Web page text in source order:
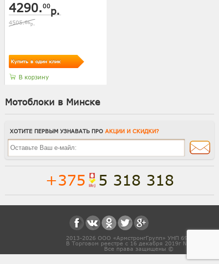
4290.00р.
4505.66р.
Купить в один клик
В корзину
Мотоблоки в Минске
ХОТИТЕ ПЕРВЫМ УЗНАВАТЬ ПРО АКЦИИ И СКИДКИ?
+375 5 318 318
2013-2026 ООО «АрмстронгГрупп» УНП 691831571
В Торговом реестре с 16 декабря 2019г № 468454
Все права защищены ©